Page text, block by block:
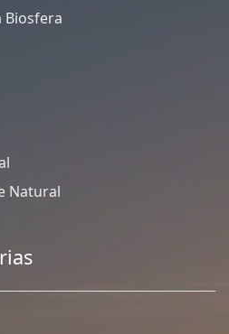
Biosfera
Natural